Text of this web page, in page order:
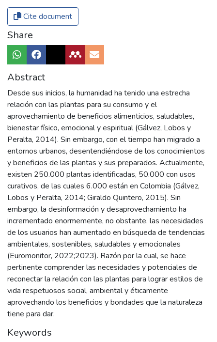
Cite document
Share
Abstract
Desde sus inicios, la humanidad ha tenido una estrecha
relación con las plantas para su consumo y el
aprovechamiento de beneficios alimenticios, saludables,
bienestar físico, emocional y espiritual (Gálvez, Lobos y
Peralta, 2014). Sin embargo, con el tiempo han migrado a
entornos urbanos, desentendiéndose de los conocimientos
y beneficios de las plantas y sus preparados. Actualmente,
existen 250.000 plantas identificadas, 50.000 con usos
curativos, de las cuales 6.000 están en Colombia (Gálvez,
Lobos y Peralta, 2014; Giraldo Quintero, 2015). Sin
embargo, la desinformación y desaprovechamiento ha
incrementado enormemente, no obstante, las necesidades
de los usuarios han aumentado en búsqueda de tendencias
ambientales, sostenibles, saludables y emocionales
(Euromonitor, 2022;2023). Razón por la cual, se hace
pertinente comprender las necesidades y potenciales de
reconectar la relación con las plantas para lograr estilos de
vida respetuosos social, ambiental y éticamente
aprovechando los beneficios y bondades que la naturaleza
tiene para dar.
Keywords